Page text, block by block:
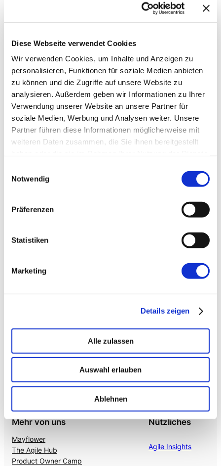
Diese Webseite verwendet Cookies
Wir verwenden Cookies, um Inhalte und Anzeigen zu
personalisieren, Funktionen für soziale Medien anbieten
zu können und die Zugriffe auf unsere Website zu
analysieren. Außerdem geben wir Informationen zu Ihrer
Verwendung unserer Website an unsere Partner für
soziale Medien, Werbung und Analysen weiter. Unsere
Partner führen diese Informationen möglicherweise mit
weiteren Daten zusammen, die Sie ihnen bereitgestellt
Notwendig
Präferenzen
Statistiken
Marketing
Details zeigen
Alle zulassen
Auswahl erlauben
Ablehnen
mAIstack → FOUNDATION
Einsatzbereit in Wochen, nicht Quartalen
Amicable
Citizen Developer bauen Apps, IT hält die Kontrolle.
Schatten-IT wird zur Plattform
Mehr von uns
Mayflower
The Agile Hub
Product Owner Camp
Nützliches
Agile Insights